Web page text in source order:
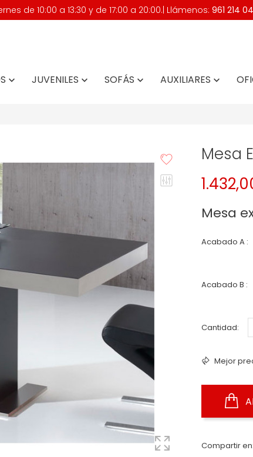
de 10:00 a 13:30 y de 17:00 a 20:00.| Llámenos: 961 214
 JUVENILES  SOFÁS  AUXILIARES 
Mesa
Mesa
Acabado A :
Acabado B :
Cantidad:
Mejor
Compartir en: